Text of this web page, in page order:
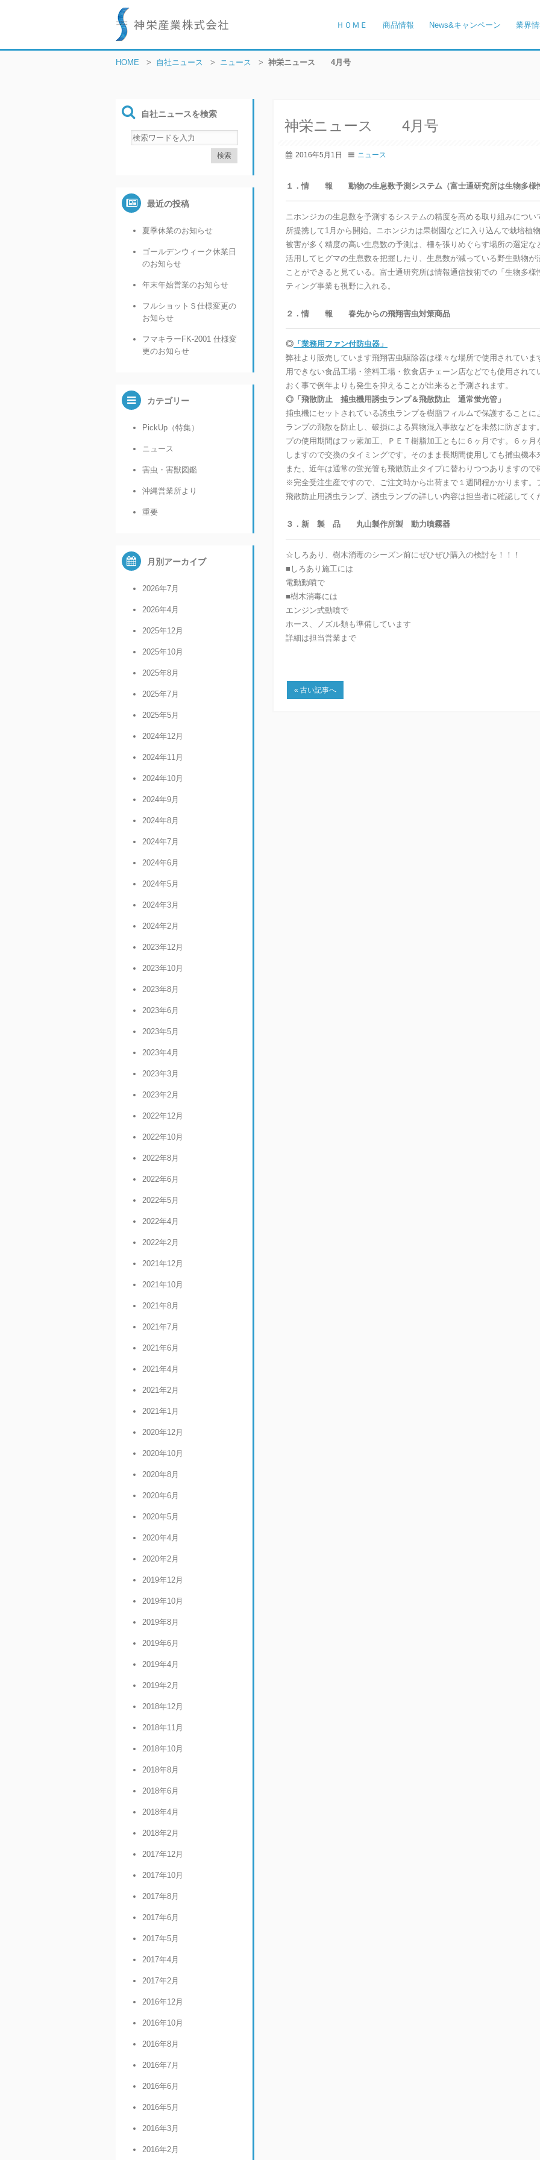
ＨＯＭＥ 商品情報 News&キャンペーン 業界
HOME > 自社ニュース > ニュース > 神栄ニュース 4月号
神栄ニュース 4月号
2016年5月1日 ニュース
１．情 報 動物の生息数予測システム（富士通研究所は生物多様性
ニホンジカの生息数を予測するシステムの精度を高める取り組みにつ
所提携して1月から開始。ニホンジカは果樹園などに入り込んで栽培植
被害が多く精度の高い生息数の予測は、柵を張りめぐらす場所の選定
活用してヒグマの生息数を把握したり、生息数が減っている野生動物
ことができると見ている。富士通研究所は情報通信技術での「生物多
ティング事業も視野に入れる。
２．情 報 春先からの飛翔害虫対策商品
◎ 「業務用ファン付防虫器」
弊社より販売しています飛翔害虫駆除器は様々な場所で使用されてい
用できない食品工場・塗料工場・飲食店チェーン店などでも使用され
おく事で例年よりも発生を抑えることが出来ると予測されます。
◎「飛散防止 捕虫機用誘虫ランプ＆飛散防止 通常蛍光管」
捕虫機にセットされている誘虫ランプを樹脂フィルムで保護すること
ランプの飛散を防止し、破損による異物混入事故などを未然に防ぎま
プの使用期間はフッ素加工、ＰＥＴ樹脂加工ともに６ヶ月です。６ヶ
しますので交換のタイミングです。そのまま長期間使用しても捕虫機本
また、近年は通常の蛍光管も飛散防止タイプに替わりつつありますので
※完全受注生産ですので、ご注文時から出荷まで１週間程かかります。
飛散防止用誘虫ランプ、誘虫ランプの詳しい内容は担当者に確認してく
３．新 製 品 丸山製作所製 動力噴霧器
☆しろあり、樹木消毒のシーズン前にぜひぜひ購入の検討を！！！
■しろあり施工には
電動動噴で
■樹木消毒には
エンジン式動噴で
ホース、ノズル類も準備しています
詳細は担当営業まで
« 古い記事へ
自社ニュースを検索
最近の投稿
夏季休業のお知らせ
ゴールデンウィーク休業日
のお知らせ
年末年始営業のお知らせ
フルショットＳ仕様変更の
お知らせ
フマキラーFK-2001 仕様変
更のお知らせ
カテゴリー
PickUp（特集）
ニュース
害虫・害獣図鑑
沖縄営業所より
重要
月別アーカイブ
2026年7月
2026年4月
2025年12月
2025年10月
2025年8月
2025年7月
2025年5月
2024年12月
2024年11月
2024年10月
2024年9月
2024年8月
2024年7月
2024年6月
2024年5月
2024年3月
2024年2月
2023年12月
2023年10月
2023年8月
2023年6月
2023年5月
2023年4月
2023年3月
2023年2月
2022年12月
2022年10月
2022年8月
2022年6月
2022年5月
2022年4月
2022年2月
2021年12月
2021年10月
2021年8月
2021年7月
2021年6月
2021年4月
2021年2月
2021年1月
2020年12月
2020年10月
2020年8月
2020年6月
2020年5月
2020年4月
2020年2月
2019年12月
2019年10月
2019年8月
2019年6月
2019年4月
2019年2月
2018年12月
2018年11月
2018年10月
2018年8月
2018年6月
2018年4月
2018年2月
2017年12月
2017年10月
2017年8月
2017年6月
2017年5月
2017年4月
2017年2月
2016年12月
2016年10月
2016年8月
2016年7月
2016年6月
2016年5月
2016年3月
2016年2月